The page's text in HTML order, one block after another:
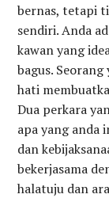
bernas, tetapi
sendiri. Anda
kawan yang
bagus.
hati
Dua perkara
apa yang anda
dan
bekerjasama
halatuju dan